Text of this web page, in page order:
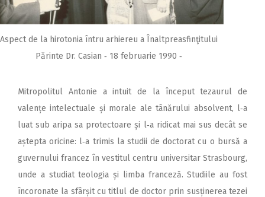
Aspect de la hirotonia întru arhiereu a Înaltpreasfinţitului
Părinte Dr. Casian ‑ 18 februarie 1990 ‑
Mitropolitul Antonie a intuit de la început tezaurul de
valențe intelectuale și morale ale tânărului absolvent, l‑a
luat sub aripa sa protectoare și l‑a ridicat mai sus decât se
aștepta oricine: l‑a trimis la studii de doctorat cu o bursă a
guvernului francez în vestitul centru universitar Strasbourg,
unde a studiat teologia și limba franceză. Studiile au fost
încoronate la sfârșit cu titlul de doctor prin susținerea tezei